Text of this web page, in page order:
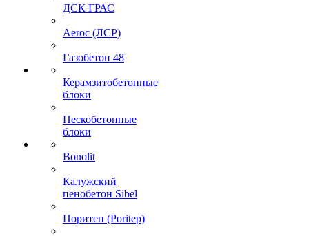
ДСК ГРАС
Aeroc (ЛСР)
Газобетон 48
Керамзитобетонные
блоки
Пескобетонные
блоки
Bonolit
Калужский
пенобетон Sibel
Поритеп (Poritep)